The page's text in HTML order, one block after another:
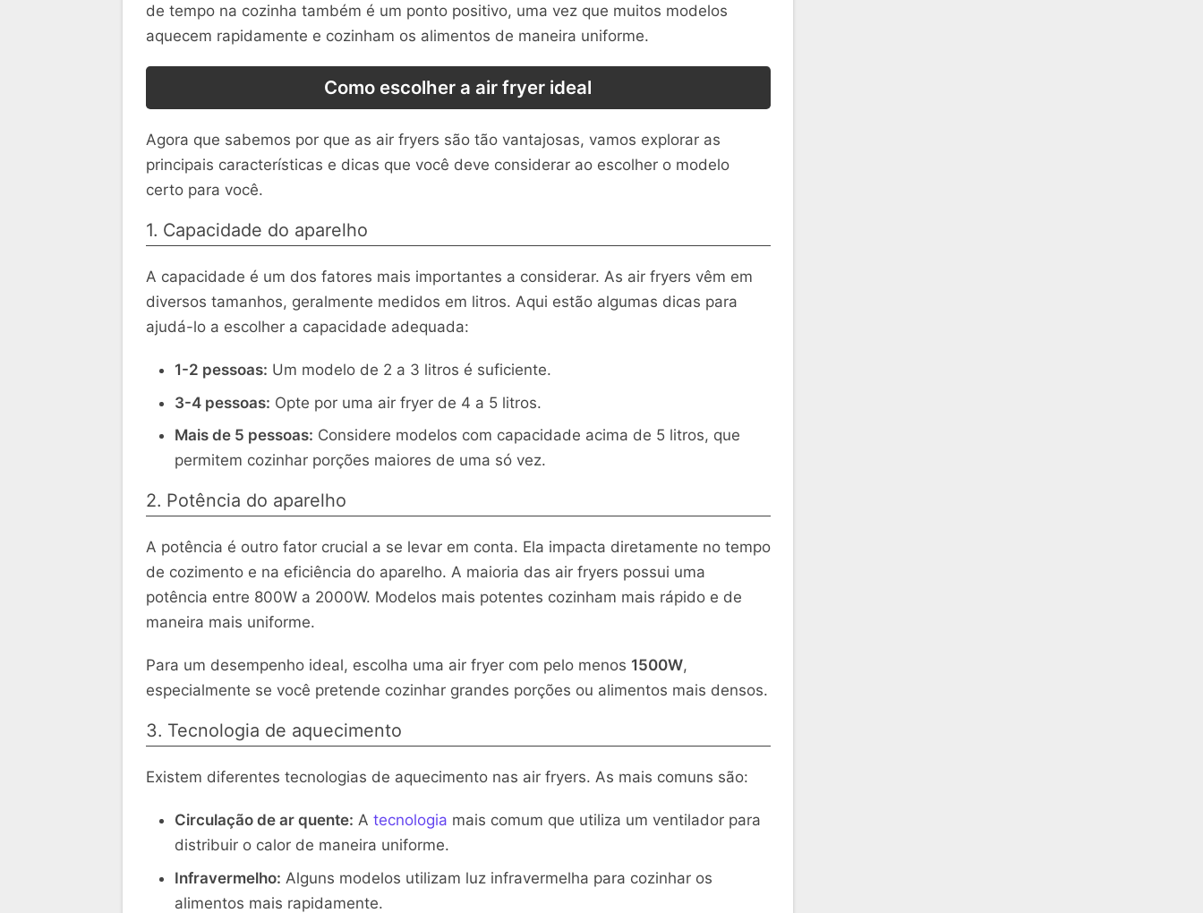
de tempo na cozinha também é um ponto positivo, uma vez que muitos modelos
aquecem rapidamente e cozinham os alimentos de maneira uniforme.
Como escolher a air fryer ideal
Agora que sabemos por que as air fryers são tão vantajosas, vamos explorar as
principais características e dicas que você deve considerar ao escolher o modelo
certo para você.
1. Capacidade do aparelho
A capacidade é um dos fatores mais importantes a considerar. As air fryers vêm em
diversos tamanhos, geralmente medidos em litros. Aqui estão algumas dicas para
ajudá-lo a escolher a capacidade adequada:
1-2 pessoas: Um modelo de 2 a 3 litros é suficiente.
3-4 pessoas: Opte por uma air fryer de 4 a 5 litros.
Mais de 5 pessoas: Considere modelos com capacidade acima de 5 litros, que
permitem cozinhar porções maiores de uma só vez.
2. Potência do aparelho
A potência é outro fator crucial a se levar em conta. Ela impacta diretamente no tempo
de cozimento e na eficiência do aparelho. A maioria das air fryers possui uma
potência entre 800W a 2000W. Modelos mais potentes cozinham mais rápido e de
maneira mais uniforme.
Para um desempenho ideal, escolha uma air fryer com pelo menos 1500W,
especialmente se você pretende cozinhar grandes porções ou alimentos mais densos.
3. Tecnologia de aquecimento
Existem diferentes tecnologias de aquecimento nas air fryers. As mais comuns são:
Circulação de ar quente: A tecnologia mais comum que utiliza um ventilador para
distribuir o calor de maneira uniforme.
Infravermelho: Alguns modelos utilizam luz infravermelha para cozinhar os
alimentos mais rapidamente.